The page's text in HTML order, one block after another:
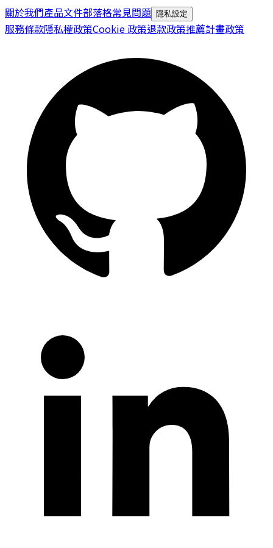
關於我們產品文件部落格常見問題 隱私設定
服務條款隱私權政策Cookie 政策退款政策推薦計畫政策